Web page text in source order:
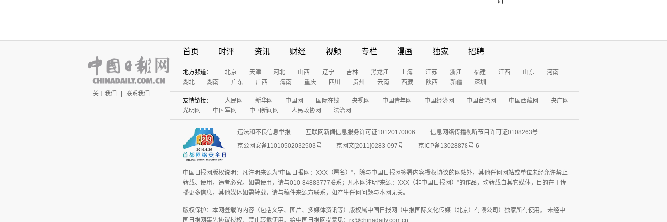
关于我们 | 联系我们
首页 时评 资讯 财经 视频 专栏 漫画 独家 招聘
地方频道： 北京 天津 河北 山西 辽宁 吉林 黑龙江 上海 江苏 浙江 福建 江西 山东
河南
湖北
湖南 广东 广西 海南 重庆 四川 贵州 云南 西藏 陕西 新疆 深圳
友情链接： 人民网 新华网 中国网 国际在线 央视网 中国青年网 中国经济网 中国台湾网 中国西藏网
央广网
光明网
中国军网 中国新闻网 人民政协网 法治网
违法和不良信息举报 互联网新闻信息服务许可证10120170006
信息网络传播视听节目许可证0108263号
京公网安备11010502032503号
京网文[2011]0283-097号 京ICP备13028878号-6
中国日报网版权说明：凡注明来源为“中国日报网：XXX（署名）”，除与中国日报网签署内容授权协议的网站外，其他任何网站或单位未经允许禁止
转载、使用，违者必究。如需使用，请与010-84883777联系；凡本网注明“来源：XXX（非中国日报网）”的作品，均转载自其它媒体，目的在于传
播更多信息，其他媒体如需转载，请与稿件来源方联系，如产生任何问题与本网无关。
版权保护：本网登载的内容（包括文字、图片、多媒体资讯等）版权属中国日报网（中报国际文化传媒（北京）有限公司）独家所有使用。 未经中
国日报网事先协议授权，禁止转载使用。给中国日报网提意见：rx@chinadaily.com.cn